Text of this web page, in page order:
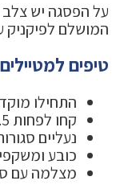
על הפסגה יש צלב
המושלם לפיקניק
טיפים למטיילים
התחילו
קחו לפחות 1.5 ליטר מים לאדם
נעליים
כובע
מצלמה עם